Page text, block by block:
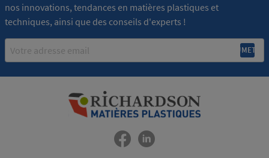
nos innovations, tendances en matières plastiques et
techniques, ainsi que des conseils d'experts !